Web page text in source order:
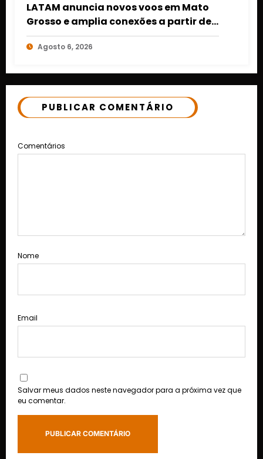
LATAM anuncia novos voos em Mato
Grosso e amplia conexões a partir de
Cuiabá e Rondonópolis
Agosto 6, 2026
PUBLICAR COMENTÁRIO
Comentários
Nome
Email
Salvar meus dados neste navegador para a próxima vez que
eu comentar.